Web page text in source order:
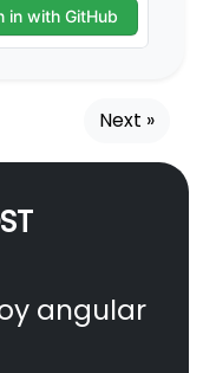
Next »
angular